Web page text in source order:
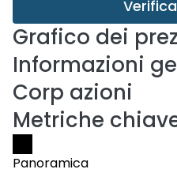
Grafico dei
Informazioni
Corp azioni
Metriche
Panoramica